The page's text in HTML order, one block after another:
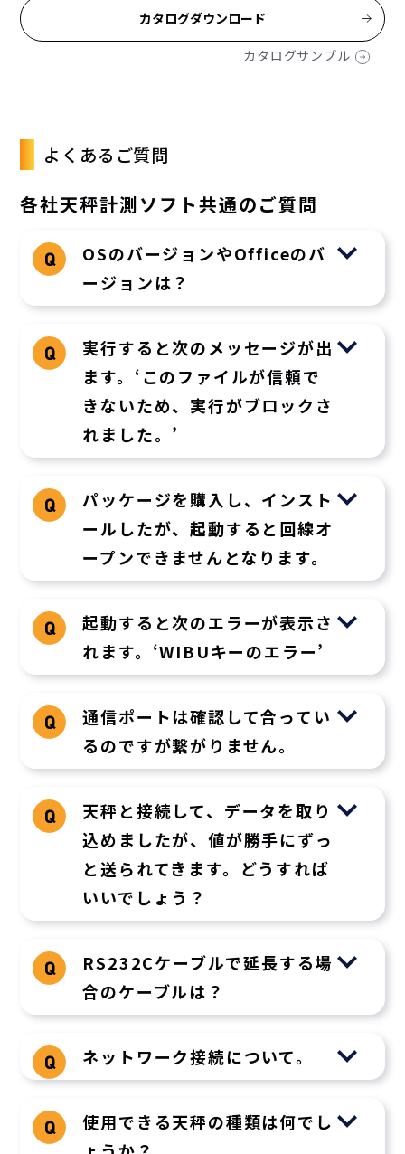
カタログダウンロード
カタログサンプル
よくあるご質問
各社天秤計測ソフト共通のご質問
OSのバージョンやOfficeのバ
ージョンは？
実行すると次のメッセージが出
ます。‘このファイルが信頼で
きないため、実行がブロックさ
れました。’
パッケージを購入し、インスト
ールしたが、起動すると回線オ
ープンできませんとなります。
起動すると次のエラーが表示さ
れます。‘WIBUキーのエラー’
通信ポートは確認して合ってい
るのですが繋がりません。
天秤と接続して、データを取り
込めましたが、値が勝手にずっ
と送られてきます。どうすれば
いいでしょう？
RS232Cケーブルで延長する場
合のケーブルは？
ネットワーク接続について。
使用できる天秤の種類は何でし